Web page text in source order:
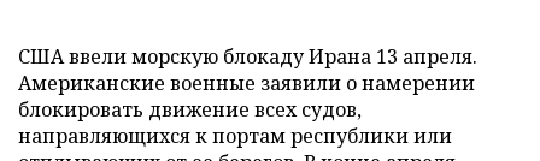
США ввели морскую блокаду Ирана 13 апреля.
Американские военные заявили о намерении
блокировать движение всех судов,
направляющихся к портам республики или